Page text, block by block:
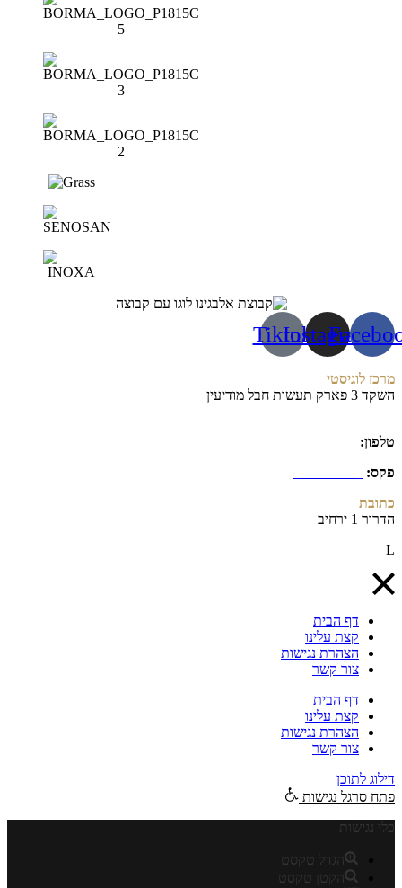
Instagram
Tiktok
מרכז לוגיסטי
השקד 3 פארק תעשות חבל מודיעין
טלפון:
פקס:
כתובת
הדרור 1 ירחיב
L
דף הבית
קצת עלינו
הצהרת נגישות
צור קשר
דף הבית
קצת עלינו
הצהרת נגישות
צור קשר
דילוג לתוכן
פתח סרגל נגישות
כלי נגישות
הגדל טקסט
הקטן טקסט